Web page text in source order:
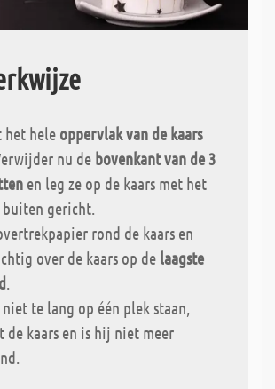
het hele oppervlak van de kaars
nu de bovenkant van de 3
en leg ze op de kaars met het
gericht.
rond de kaars en
over de kaars op de laagste
.
te lang op één plek staan,
de kaars en is hij niet meer